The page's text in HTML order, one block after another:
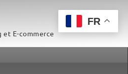
E-commerce
FR